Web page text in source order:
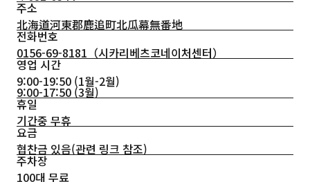
주소
北海道河東郡鹿追町北瓜幕無番地
전화번호
0156-69-8181 （시카리베츠코네이처센터）
영업 시간
9:00-19:50 (1월-2월)
9:00-17:50 (3월)
휴일
기간중 무휴
요금
협찬금 있음(관련 링크 참조)
주차장
100대 무료